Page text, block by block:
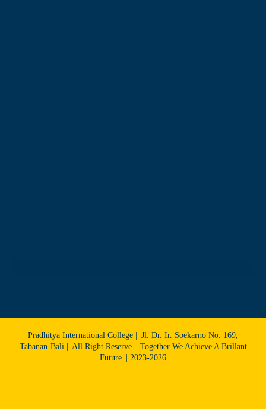
Pradhitya International College || Jl. Dr. Ir. Soekarno No. 169,
Tabanan-Bali || All Right Reserve || Together We Achieve A Brillant
Future || 2023-2026